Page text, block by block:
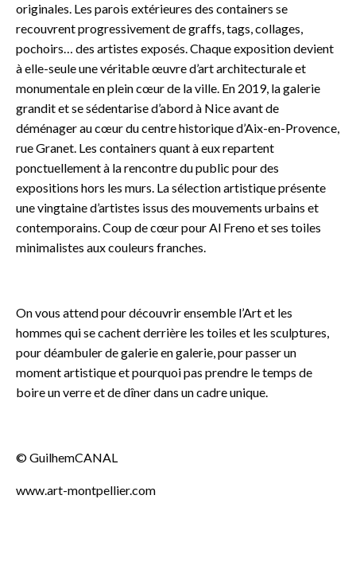
originales. Les parois extérieures des containers se
recouvrent progressivement de graffs, tags, collages,
pochoirs… des artistes exposés. Chaque exposition devient
à elle-seule une véritable œuvre d’art architecturale et
monumentale en plein cœur de la ville.​ En 2019, la galerie
grandit et se sédentarise d’abord à Nice avant de
déménager au cœur du centre historique d’Aix-en-Provence,
rue Granet. Les containers quant à eux repartent
ponctuellement à la rencontre du public pour des
expositions hors les murs. La sélection artistique présente
une vingtaine d’artistes issus des mouvements urbains et
contemporains. Coup de cœur pour Al Freno et ses toiles
minimalistes aux couleurs franches.
On vous attend pour découvrir ensemble l’Art et les
hommes qui se cachent derrière les toiles et les sculptures,
pour déambuler de galerie en galerie, pour passer un
moment artistique et pourquoi pas prendre le temps de
boire un verre et de dîner dans un cadre unique.
© GuilhemCANAL
www.art-montpellier.com